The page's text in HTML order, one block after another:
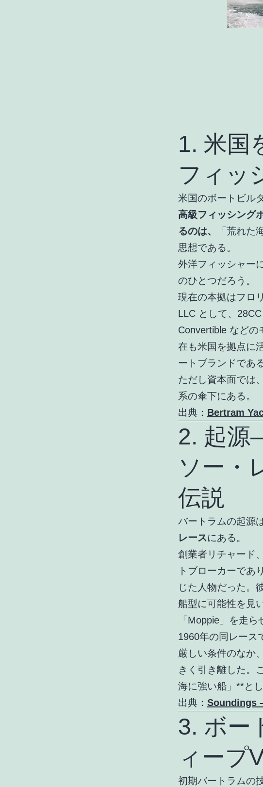
1. 米国
フィッ
米国のボートビル
高級フィッシング
るのは、
「荒れた
思想である。
外洋フィッシャー
のひとつだろう。
現在の本拠はフロ
LLC として、
Convertible などの
在も米国を拠点に
ートブランドである
ただし資本面では
系の傘下にある。
出典： Bertram
2. 起
ソー・
伝説
バートラムの起源は
レースにある。
創業者リチャード
トブローカーであ
じた人物だった。
船型に可能性を見
「Moppie」を走
1960年の同レース
厳しい条件のなか
きく引き離した。
海に強い船」**と
出典： Soundings
3. ボ
ィープ
初期バートラムの